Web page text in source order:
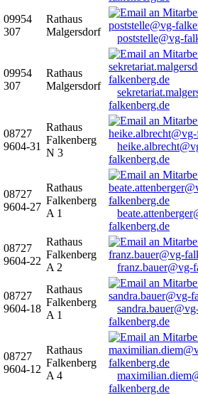
09954
307
Rathaus
Malgersdorf
poststelle@vg-
09954
307
Rathaus
Malgersdorf
falkenberg.de
08727
9604-31
Rathaus
Falkenberg
N 3
falkenberg.de
08727
9604-27
Rathaus
Falkenberg
A 1
falkenberg.de
08727
9604-22
Rathaus
Falkenberg
A 2
franz.bauer@vg-
08727
9604-18
Rathaus
Falkenberg
A 1
falkenberg.de
08727
9604-12
Rathaus
Falkenberg
A 4
falkenberg.de